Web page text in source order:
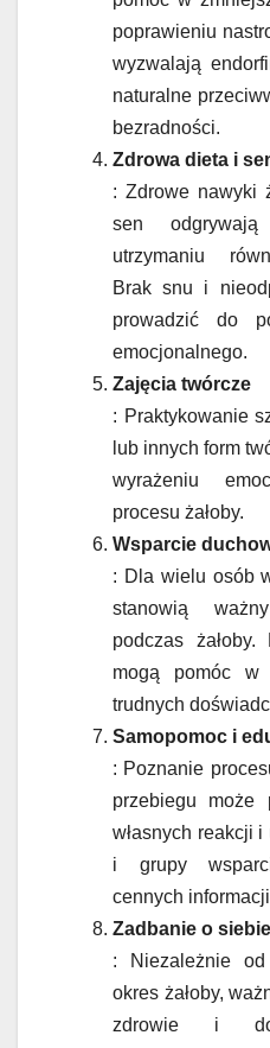
poprawieniu
wyzwalają
naturalne
bezradności.
Zdrowa dieta i
: Zdrowe nawyki
sen
utrzymaniu
Brak snu i
prowadzić do
emocjonalnego.
Zajęcia twórcze
: Praktykowanie
lub innych form
wyrażeniu
procesu żałoby.
Wsparcie
: Dla wielu osób
stanowią
podczas żałoby.
mogą pomóc w
trudnych
Samopomoc i
: Poznanie
przebiegu może
własnych reakcji i
i grupy
cennych
Zadbanie o siebie
: Niezależnie
okres żałoby,
zdrowie i